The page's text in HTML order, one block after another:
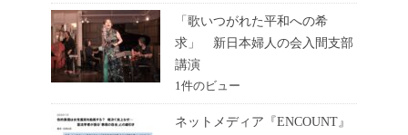
「歌いつがれた平和への希
求」 新日本婦人の会入間支部
講演
1件のビュー
ネットメディア『ENCOUNT』